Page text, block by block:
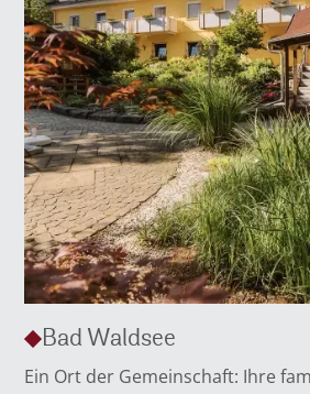
Bad Waldsee
Ein Ort der Gemeinschaft: Ihre